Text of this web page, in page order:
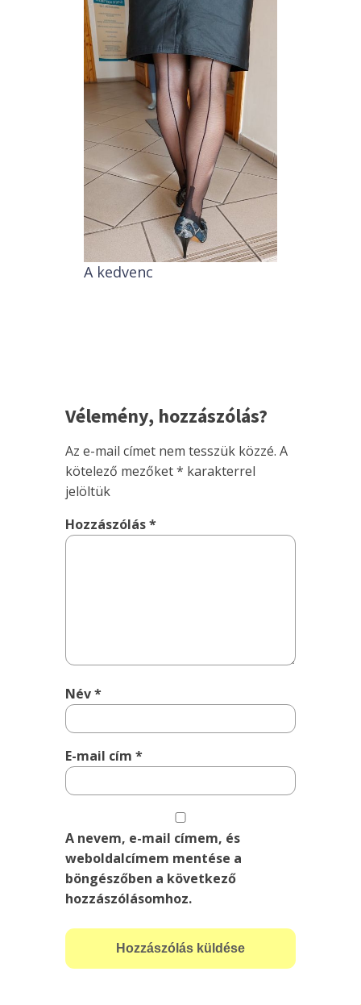
A kedvenc
Vélemény, hozzászólás?
Az e-mail címet nem tesszük közzé. A
kötelező mezőket* karakterrel
jelöltük
Hozzászólás*
Név*
E-mail cím*
A nevem, e-mail címem, és
weboldalcímem mentése a
böngészőben a következő
hozzászólásomhoz.